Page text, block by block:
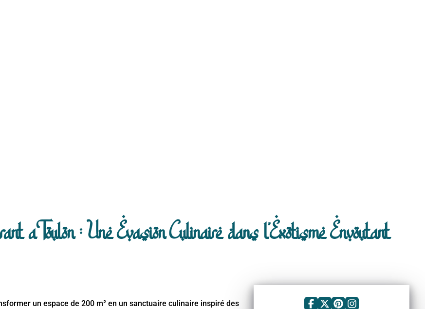
a Toulon : Une Evasion Culinaire dans l'Exotisme Envoutant
un espace de 200 m² en un sanctuaire culinaire inspiré des